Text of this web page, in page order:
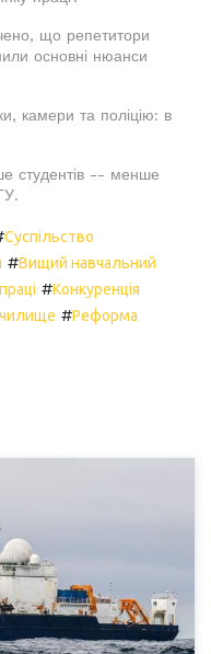
що репетитори
основні нюанси
камери та поліцію: в
студентів -- менше
Суспільство
#Вищий навчальний
#Конкуренція
#Реформа